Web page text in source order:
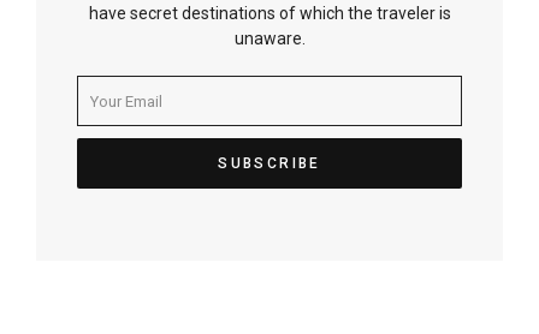
have secret destinations of which the traveler is
unaware.